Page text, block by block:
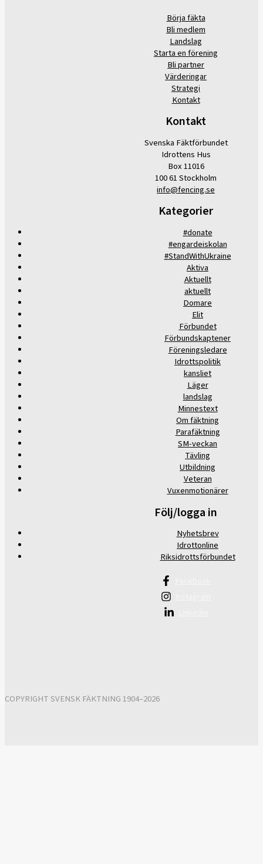
Börja fäkta
Bli medlem
Landslag
Starta en förening
Bli partner
Värderingar
Strategi
Kontakt
Kontakt
Svenska Fäktförbundet
Idrottens Hus
Box 11016
100 61 Stockholm
info@fencing.se
Kategorier
#donate
#engardeiskolan
#StandWithUkraine
Aktiva
Aktuellt
aktuellt
Domare
Elit
Förbundet
Förbundskaptener
Föreningsledare
Idrottspolitik
kansliet
Läger
landslag
Minnestext
Om fäktning
Parafäktning
SM-veckan
Tävling
Utbildning
Veteran
Vuxenmotionärer
Följ/logga in
Nyhetsbrev
Idrottonline
Riksidrottsförbundet
COPYRIGHT SVENSK FÄKTNING 1904–2026